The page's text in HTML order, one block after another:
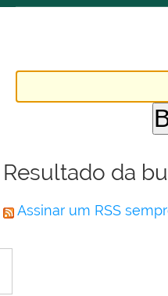
Resultado da
Assinar um RSS